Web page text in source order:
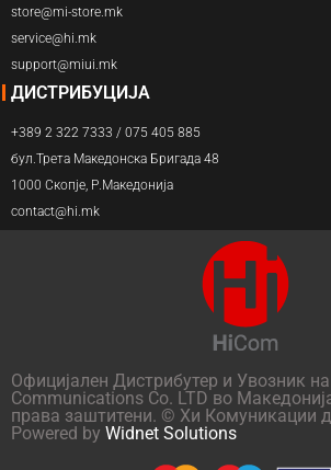
store@mi-store.mk
service@hi.mk
support@miui.mk
ДИСТРИБУЦИЈА
+389 2 322 7333 / 075 405 885
бул.Трета Македонска Бригада 48
1000 Скопје, Р.Македонија
contact@hi.mk
Официјален Дистрибутер и Увозник
Communications Co. LTD во
права заштитени. © Хи Комуникации
Powered by Widnet Solutions